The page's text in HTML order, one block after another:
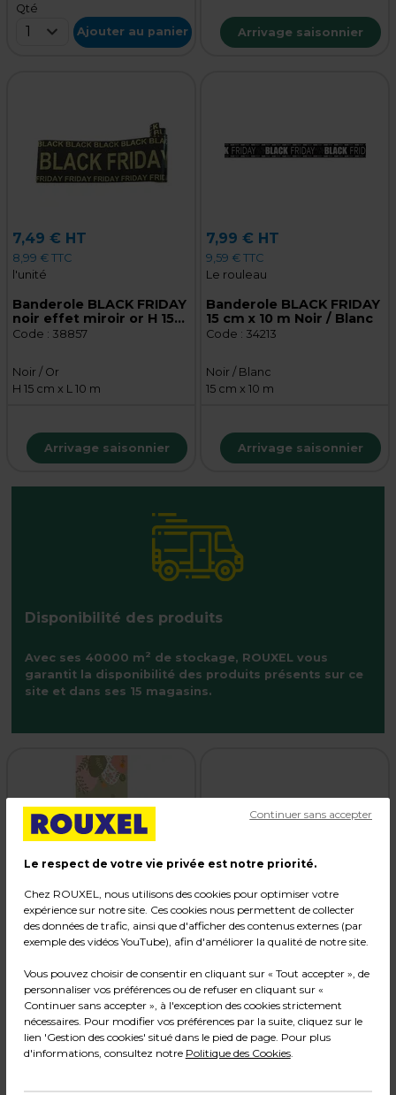
Qté
1 Ajouter au panier Arrivage saisonnier
7,49 € HT
8,99 € TTC
l'unité
Banderole BLACK FRIDAY
noir effet miroir or H 15
cm x L 10 m
Code : 38857
Noir / Or
H 15 cm x L 10 m
Arrivage saisonnier
7,99 € HT
9,59 € TTC
Le rouleau
Banderole BLACK FRIDAY
15 cm x 10 m Noir / Blanc
Code : 34213
Noir / Blanc
15 cm x 10 m
Arrivage saisonnier
Disponibilité des produits
Avec ses 40000 m2 de stockage, ROUXEL vous
garantit la disponibilité des produits présents sur ce
site et dans ses 15 magasins.
5,99 € HT
7,19 € TTC
Affiche Pâques verticale
motif œufs fleurs pastel
42 x 119 cm
Code :41137
Multicolore
1,99 € HT
2,39 € TTC
Affiche Pâques
horizontale motif œufs
fleurs pastel 84 x 30 cm
Code :41138
Multicolore
Le respect de votre vie privée est notre priorité.
Chez ROUXEL, nous utilisons des cookies pour optimiser votre
expérience sur notre site. Ces cookies nous permettent de collecter
des données de trafic, ainsi que d'afficher des contenus externes (par
exemple des vidéos YouTube), afin d'améliorer la qualité de notre site.
Vous pouvez choisir de consentir en cliquant sur « Tout accepter », de
personnaliser vos préférences ou de refuser en cliquant sur «
Continuer sans accepter », à l'exception des cookies strictement
nécessaires. Pour modifier vos préférences par la suite, cliquez sur le
lien 'Gestion des cookies' situé dans le pied de page. Pour plus
d'informations, consultez notre Politique des Cookies.
Continuer sans accepter